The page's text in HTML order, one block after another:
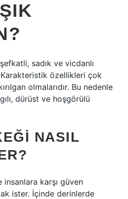
sadık ve vicdanlı
Karakteristik özellikleri çok
olmalarıdır. Bu nedenle
dürüst ve hoşgörülü
NASIL
karşı güven
ister. İçinde derinlerde